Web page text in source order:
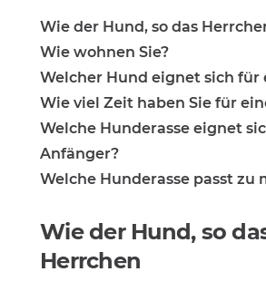
Wie der Hund, so das
Wie wohnen Sie?
Welcher Hund eignet sich für
Wie viel Zeit haben Sie für
Welche Hunderasse eignet
Anfänger?
Welche Hunderasse passt zu
Wie der Hund, so
Herrchen